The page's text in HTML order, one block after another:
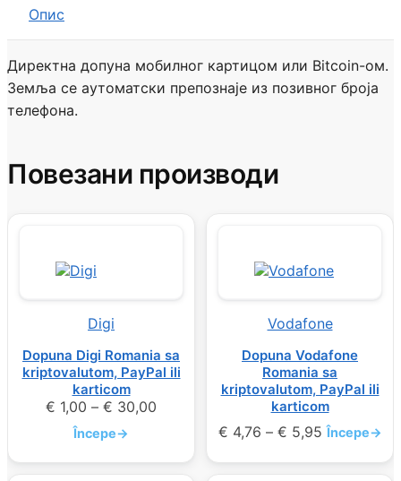
количина
Опис
Директна допуна мобилног картицом или Bitcoin-ом.
Земља се аутоматски препознаје из позивног броја
телефона.
Повезани производи
Digi
Dopuna Digi Romania sa
kriptovalutom, PayPal ili
karticom
€ 1,00 – € 30,00
Începe→
Vodafone
Dopuna Vodafone
Romania sa
kriptovalutom, PayPal ili
karticom
€ 4,76 – € 5,95 Începe→